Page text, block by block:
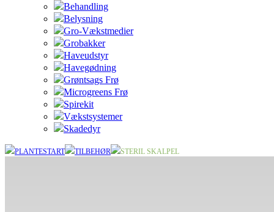
Behandling
Belysning
Gro-Vækstmedier
Grobakker
Haveudstyr
Havegødning
Grøntsags Frø
Microgreens Frø
Spirekit
Vækstsystemer
Skadedyr
PLANTESTART TILBEHØR STERIL SKALPEL